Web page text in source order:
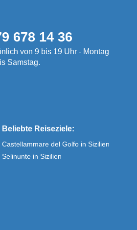
678 14 36
von 9 bis 19 Uhr - Montag
Samstag.
Beliebte Reiseziele:
Castellammare del Golfo in Sizilien
Selinunte in Sizilien